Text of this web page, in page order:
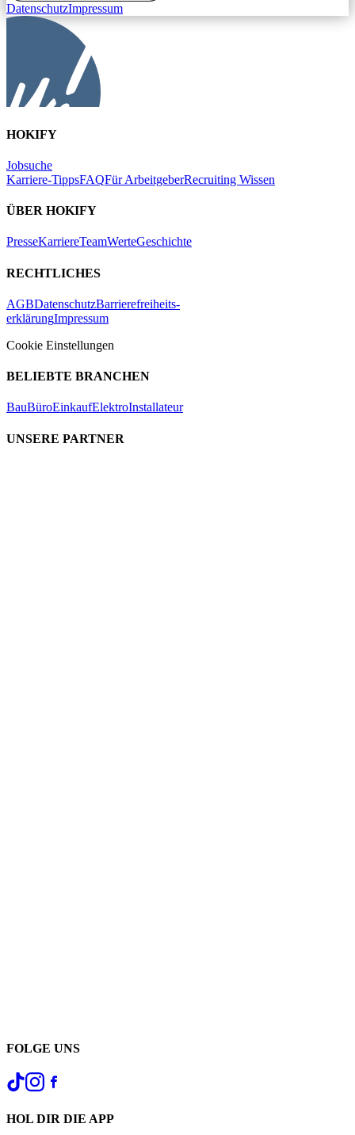
DatenschutzImpressum
HOKIFY
Jobsuche
Karriere-TippsFAQFür ArbeitgeberRecruiting Wissen
ÜBER HOKIFY
PresseKarriereTeamWerteGeschichte
RECHTLICHES
AGBDatenschutzBarrierefreiheits-
erklärungImpressum
Cookie Einstellungen
BELIEBTE BRANCHEN
BauBüroEinkaufElektroInstallateur
UNSERE PARTNER
FOLGE UNS
HOL DIR DIE APP